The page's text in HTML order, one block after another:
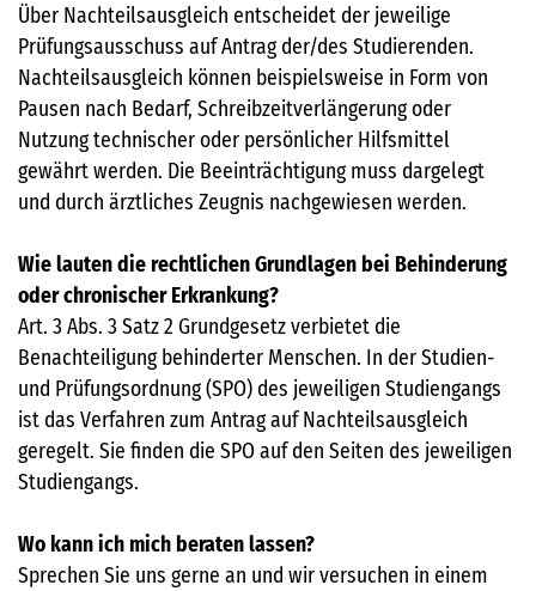
Über Nachteilsausgleich entscheidet der jeweilige
Prüfungsausschuss auf Antrag der/des Studierenden.
Nachteilsausgleich können beispielsweise in Form von
Pausen nach Bedarf, Schreibzeitverlängerung oder
Nutzung technischer oder persönlicher Hilfsmittel
gewährt werden. Die Beeinträchtigung muss dargelegt
und durch ärztliches Zeugnis nachgewiesen werden.
Wie lauten die rechtlichen Grundlagen bei Behinderung
oder chronischer Erkrankung?
Art. 3 Abs. 3 Satz 2 Grundgesetz verbietet die
Benachteiligung behinderter Menschen. In der Studien-
und Prüfungsordnung (SPO) des jeweiligen Studiengangs
ist das Verfahren zum Antrag auf Nachteilsausgleich
geregelt. Sie finden die SPO auf den Seiten des jeweiligen
Studiengangs.
Wo kann ich mich beraten lassen?
Sprechen Sie uns gerne an und wir versuchen in einem